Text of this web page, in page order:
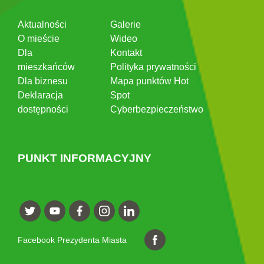
Aktualności
O mieście
Dla
mieszkańców
Dla biznesu
Deklaracja
dostępności
Galerie
Wideo
Kontakt
Polityka prywatności
Mapa punktów Hot
Spot
Cyberbezpieczeństwo
PUNKT INFORMACYJNY
Facebook Prezydenta Miasta